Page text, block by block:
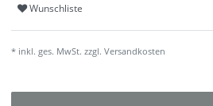
Wunschliste
* inkl. ges. MwSt. zzgl. Versandkosten